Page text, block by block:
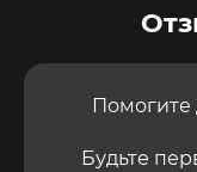
Помогите
Будьте